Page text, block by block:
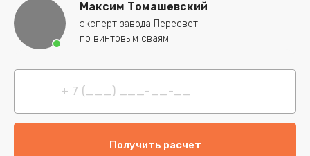
Максим Томашевский
эксперт завода Пересвет
по винтовым сваям